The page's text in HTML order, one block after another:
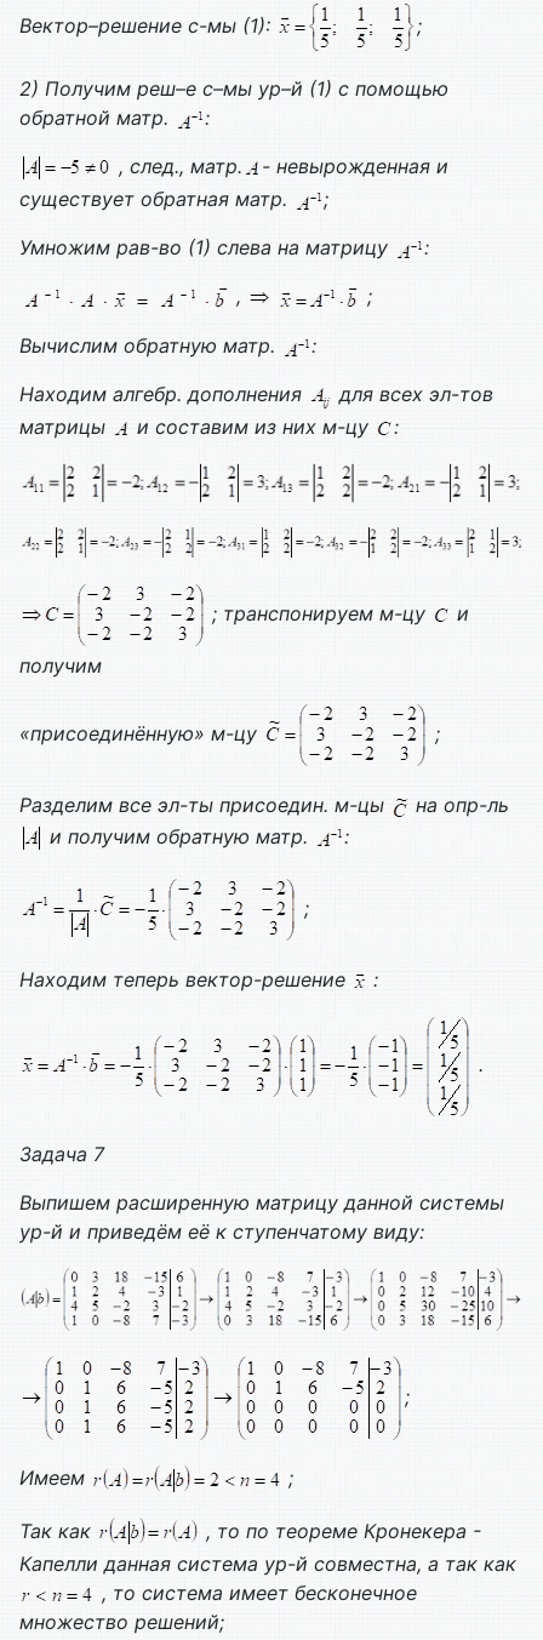
Вектор–решение с-мы (1): ;
2) Получим реш–е с–мы ур–й (1) с помощью
обратной матр.
:
, след., матр.
- невырожденная и
существует обратная матр.
;
Умножим рав-во (1) слева на матрицу
:
,
;
Вычислим обратную матр.
:
Находим алгебр. дополнения
для всех эл-тов
матрицы
и составим из них м-цу :
; транспонируем м-цу и
получим
«присоединённую» м-цу ;
Разделим все эл-ты присоедин. м-цы
на опр-ль
и получим обратную матр.
:
;
Находим теперь вектор-решение :
.
Задача 7
Выпишем расширенную матрицу данной системы
ур-й и приведём её к ступенчатому виду:
;
Имеем ;
Так как
, то по теореме Кронекера -
Капелли данная система ур-й совместна, а так как
, то система имеет бесконечное
множество решений;